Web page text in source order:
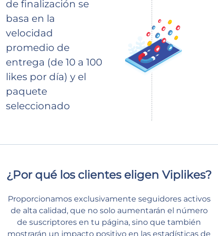
de finalización se
basa en la
velocidad
promedio de
entrega (de 10 a 100
likes por día) y el
paquete
seleccionado
¿Por qué los clientes eligen Viplikes?
Proporcionamos exclusivamente seguidores activos
de alta calidad, que no solo aumentarán el número
de suscriptores en tu página, sino que también
mostrarán un impacto positivo en las estadísticas de